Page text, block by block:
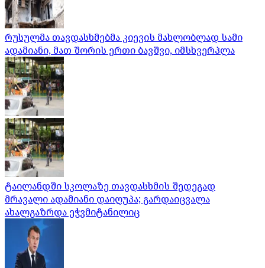
რუსულმა თავდასხმებმა კიევის მახლობლად სამი
ადამიანი, მათ შორის ერთი ბავშვი, იმსხვერპლა
ტაილანდში სკოლაზე თავდასხმის შედეგად
მრავალი ადამიანი დაიღუპა; გარდაიცვალა
ახალგაზრდა ეჭვმიტანილიც